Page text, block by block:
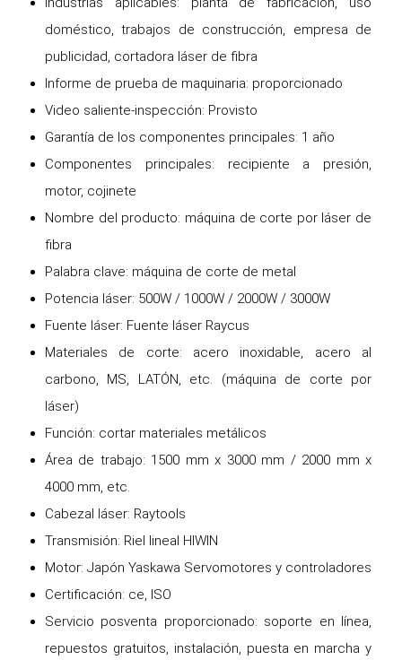
doméstico, trabajos de construcción, empresa de
publicidad, cortadora láser de fibra
Informe de prueba de maquinaria: proporcionado
Video saliente-inspección: Provisto
Garantía de los componentes principales: 1 año
Componentes principales: recipiente a presión,
motor, cojinete
Nombre del producto: máquina de corte por láser de
fibra
Palabra clave: máquina de corte de metal
Potencia láser: 500W / 1000W / 2000W / 3000W
Fuente láser: Fuente láser Raycus
Materiales de corte: acero inoxidable, acero al
carbono, MS, LATÓN, etc. (máquina de corte por
láser)
Función: cortar materiales metálicos
Área de trabajo: 1500 mm x 3000 mm / 2000 mm x
4000 mm, etc.
Cabezal láser: Raytools
Transmisión: Riel lineal HIWIN
Motor: Japón Yaskawa Servomotores y controladores
Certificación: ce, ISO
Servicio posventa proporcionado: soporte en línea,
repuestos gratuitos, instalación, puesta en marcha y